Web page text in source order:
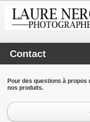
Contact
Pour des questions à
nos produits.